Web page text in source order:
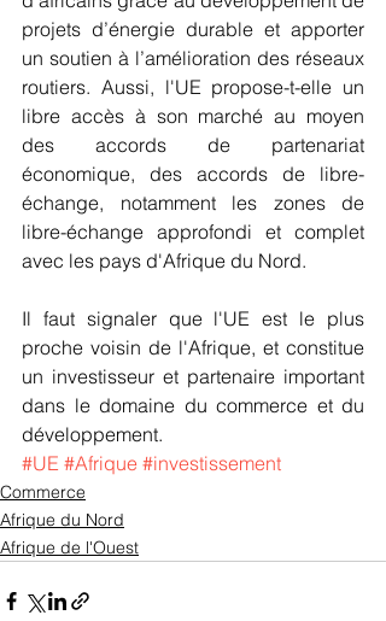
projets d’énergie durable et apporter
un soutien à l’amélioration des réseaux
routiers. Aussi, l'UE propose-t-elle un
libre accès à son marché au moyen
des accords de partenariat
économique, des accords de libre-
échange, notamment les zones de
libre-échange approfondi et complet
avec les pays d'Afrique du Nord.
Il faut signaler que l'UE est le plus
proche voisin de l'Afrique, et constitue
un investisseur et partenaire important
dans le domaine du commerce et du
développement.
#UE #Afrique #investissement
Commerce
Afrique du Nord
Afrique de l'Ouest